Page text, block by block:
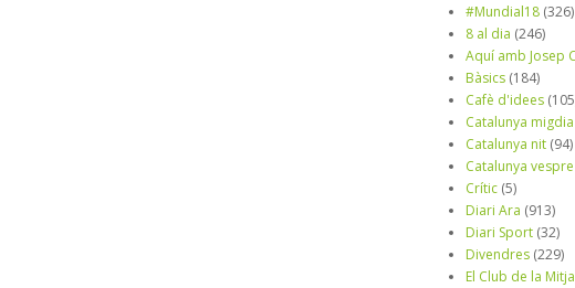
#Mundial18 (326)
8 al dia (246)
Aquí amb Josep
Bàsics (184)
Cafè d'idees
Catalunya migdia
Catalunya nit (94)
Catalunya vespre
Crític (5)
Diari Ara (913)
Diari Sport (32)
Divendres (229)
El Club de la